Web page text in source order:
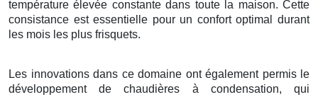
température élevée constante dans toute la maison. Cette
consistance est essentielle pour un confort optimal durant
les mois les plus frisquets.
Les innovations dans ce domaine ont également permis le
développement de chaudières à condensation, qui